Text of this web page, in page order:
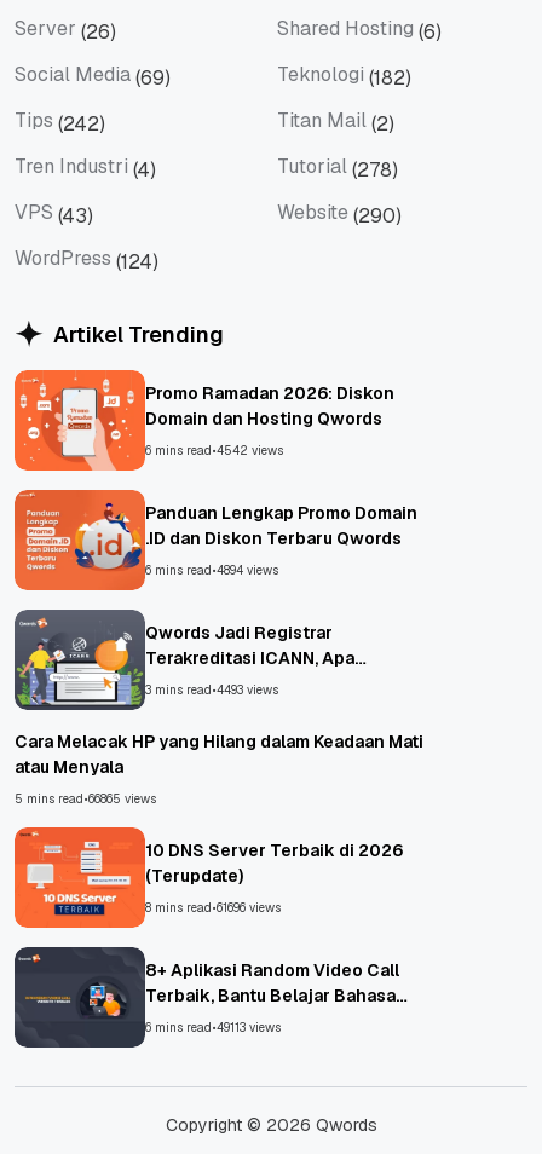
Server (26) Shared Hosting (6)
Social Media(69) Teknologi (182)
Tips (242) Titan Mail(2)
Tren Industri (4) Tutorial(278)
VPS (43) Website (290)
WordPress (124)
Artikel Trending
Promo Ramadan 2026: Diskon
Domain dan Hosting Qwords
6 mins read•4542 views
Panduan Lengkap Promo Domain
.ID dan Diskon Terbaru Qwords
6 mins read•4894 views
Qwords Jadi Registrar
Terakreditasi ICANN, Apa
Untungnya?
3 mins read•4493 views
Cara Melacak HP yang Hilang dalam Keadaan Mati
atau Menyala
5 mins read•66865 views
10 DNS Server Terbaik di 2026
(Terupdate)
8 mins read•61696 views
8+ Aplikasi Random Video Call
Terbaik, Bantu Belajar Bahasa
Asing!
6 mins read•49113 views
Copyright © 2026 Qwords